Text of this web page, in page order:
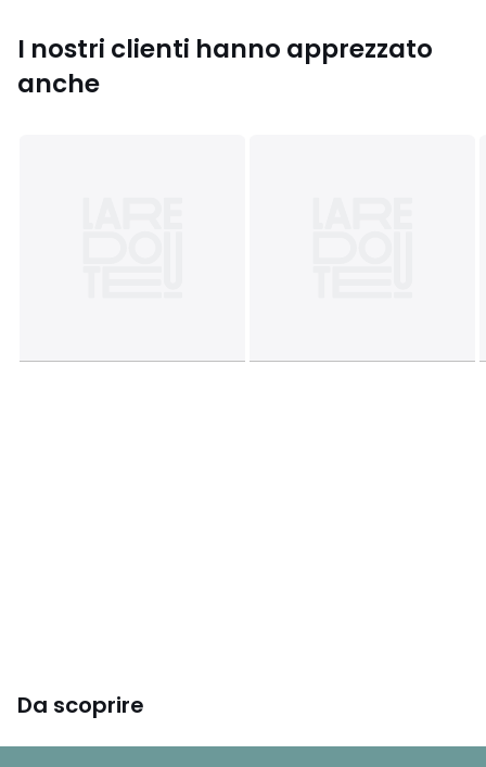
I nostri clienti hanno apprezzato
anche
Da scoprire